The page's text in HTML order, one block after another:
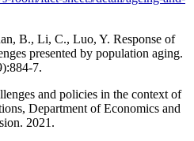
B., Li, C., Luo, Y. Response of
presented by population aging.
7.
and policies in the context of
Department of Economics and
2021.